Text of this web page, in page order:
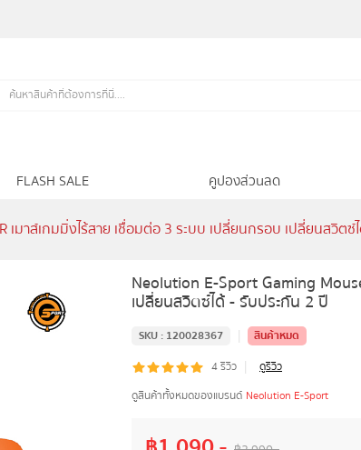
FLASH SALE คูปองส่วนลด
เมาส์เกมมิ่งไร้สาย เชื่อมต่อ 3 ระบบ เปลี่ยนกรอบ เปลี่ยนสวิต
Neolution E-Sport Gaming
เปลี่ยนสวิตซ์ได้ - รับประกัน 2 ปี
SKU : 120028367 |
สินค้าหมด
4รีวิว |
ดูรีวิว
ดูสินค้าทั้งหมดของแบรนด์ Neolution E-Sport